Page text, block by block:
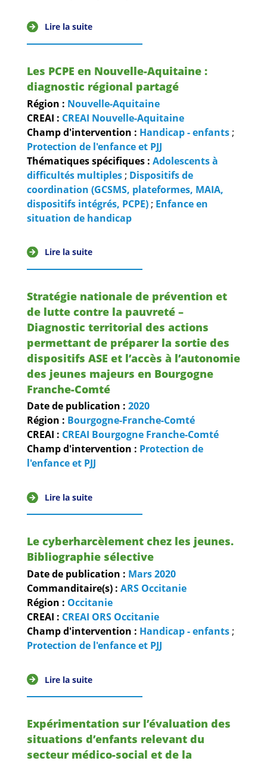
Lire la suite
Les PCPE en Nouvelle-Aquitaine :
diagnostic régional partagé
Région : Nouvelle-Aquitaine
CREAI : CREAI Nouvelle-Aquitaine
Champ d'intervention : Handicap - enfants ;
Protection de l'enfance et PJJ
Thématiques spécifiques : Adolescents à
difficultés multiples ; Dispositifs de
coordination (GCSMS, plateformes, MAIA,
dispositifs intégrés, PCPE) ; Enfance en
situation de handicap
Lire la suite
Stratégie nationale de prévention et
de lutte contre la pauvreté –
Diagnostic territorial des actions
permettant de préparer la sortie des
dispositifs ASE et l’accès à l’autonomie
des jeunes majeurs en Bourgogne
Franche-Comté
Date de publication : 2020
Région : Bourgogne-Franche-Comté
CREAI : CREAI Bourgogne Franche-Comté
Champ d'intervention : Protection de
l'enfance et PJJ
Lire la suite
Le cyberharcèlement chez les jeunes.
Bibliographie sélective
Date de publication : Mars2020
Commanditaire(s) : ARS Occitanie
Région : Occitanie
CREAI : CREAI ORS Occitanie
Champ d'intervention : Handicap - enfants ;
Protection de l'enfance et PJJ
Lire la suite
Expérimentation sur l’évaluation des
situations d’enfants relevant du
secteur médico-social et de la